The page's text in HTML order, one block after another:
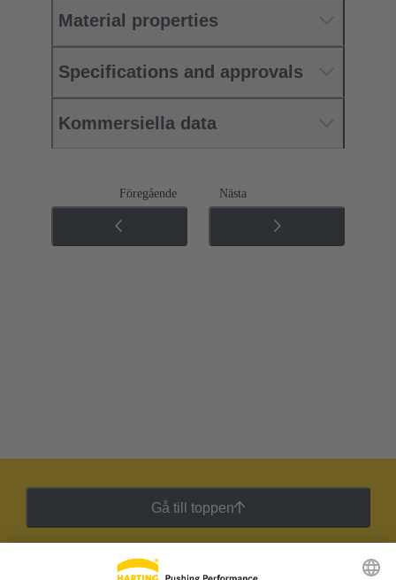
Material properties
Specifications and approvals
Kommersiella data
Föregående Nästa
Gå till toppen